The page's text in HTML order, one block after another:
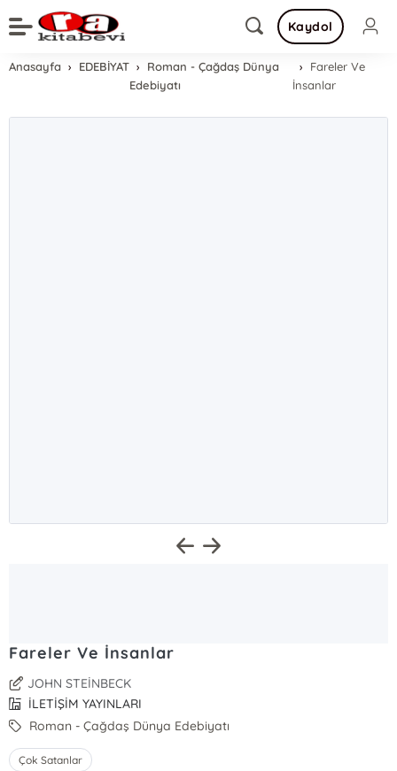
Kaydol
Anasayfa EDEBİYAT
Roman - Çağdaş Dünya
Edebiyatı
Fareler Ve
İnsanlar
Fareler Ve İnsanlar
JOHN STEİNBECK
İLETİŞİM YAYINLARI
Roman - Çağdaş Dünya Edebiyatı
Çok Satanlar